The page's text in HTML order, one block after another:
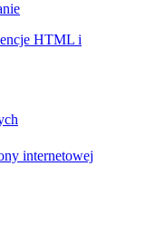
HTML i
internetowej